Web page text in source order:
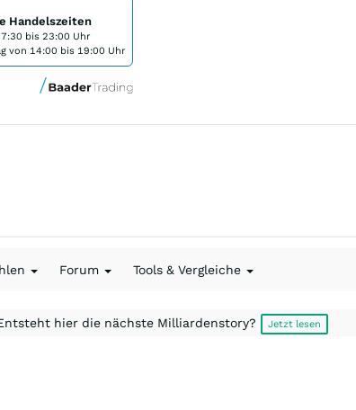
Handelszeiten
bis 23:00 Uhr
von 14:00 bis 19:00 Uhr
Forum Tools & Vergleiche
hier die nächste Milliardenstory? Jetzt lesen